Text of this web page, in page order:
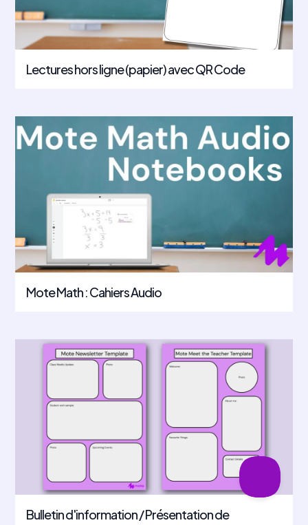
Lectures hors ligne (papier) avec QR Code
Mote Math : Cahiers Audio
Bulletin d'information / Présentation de